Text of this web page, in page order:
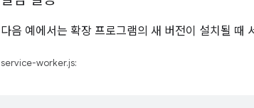
다음 예에서는 확장 프로그램의 새 버전이 설치될 때
service-worker.js: